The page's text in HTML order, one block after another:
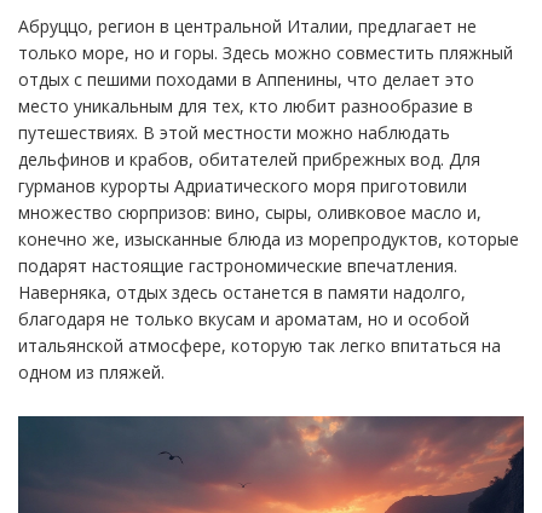
Абруццо, регион в центральной Италии, предлагает не
только море, но и горы. Здесь можно совместить пляжный
отдых с пешими походами в Аппенины, что делает это
место уникальным для тех, кто любит разнообразие в
путешествиях. В этой местности можно наблюдать
дельфинов и крабов, обитателей прибрежных вод. Для
гурманов курорты Адриатического моря приготовили
множество сюрпризов: вино, сыры, оливковое масло и,
конечно же, изысканные блюда из морепродуктов, которые
подарят настоящие гастрономические впечатления.
Наверняка, отдых здесь останется в памяти надолго,
благодаря не только вкусам и ароматам, но и особой
итальянской атмосфере, которую так легко впитаться на
одном из пляжей.